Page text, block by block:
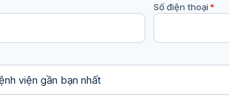
Số điện thoại*